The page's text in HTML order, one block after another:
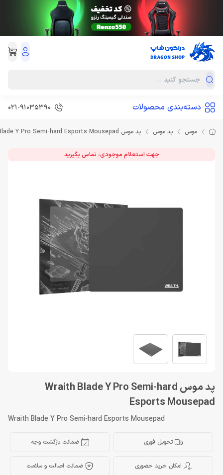
دسته‌بندی محصولات 021-91035390
موس پد موس پد موس Wraith Blade Y Pro Semi-hard Esports Mousepad
جهت استعلام موجودی، تماس بگیرید
پد موس Wraith Blade Y Pro Semi-hard
Esports Mousepad
Wraith Blade Y Pro Semi-hard Esports Mousepad
تحویل فوری ضمانت بازگشت وجه
امکان خرید حضوری ضمانت اصالت و سلامت